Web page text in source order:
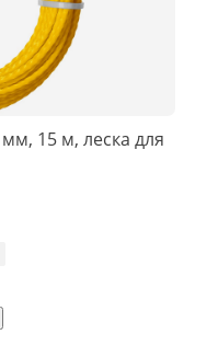
15 м, леска для